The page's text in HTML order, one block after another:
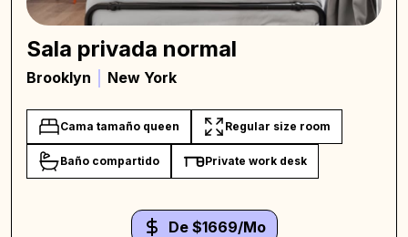
Sala privada normal
Brooklyn New York
Cama tamaño queen Regular size room
Baño compartido Private work desk
De $1669/Mo